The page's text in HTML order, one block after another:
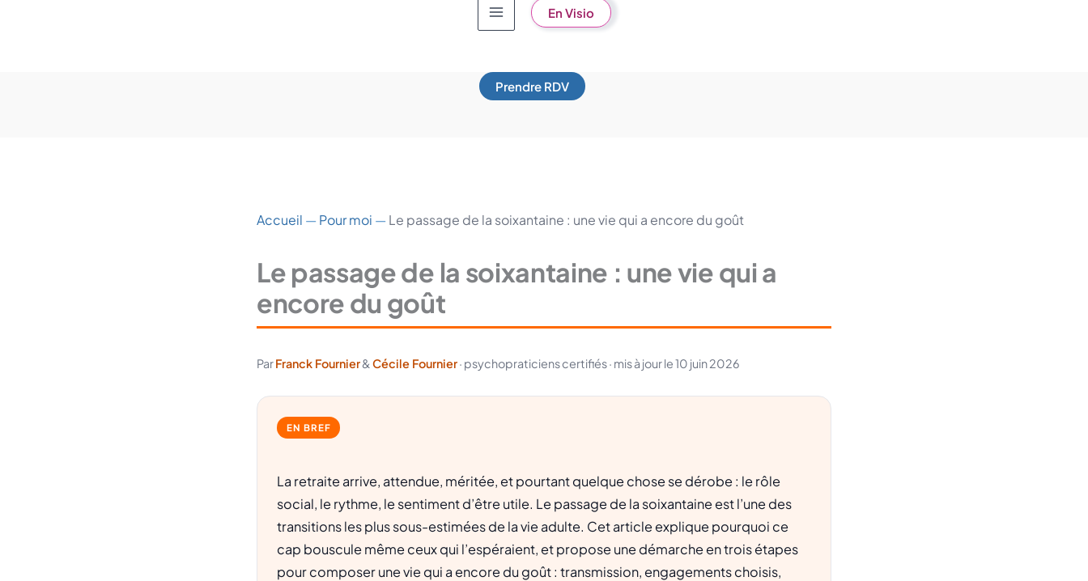
En Visio
Prendre RDV
Accueil —Pour moi —Le passage de la soixantaine : une vie qui a encore du goût
Le passage de la soixantaine : une vie qui a
encore du goût
ParFranck Fournier& Cécile Fournier· psychopraticiens certifiés · mis à jour le 10 juin 2026
EN BREF
La retraite arrive, attendue, méritée, et pourtant quelque chose se dérobe : le rôle
social, le rythme, le sentiment d’être utile. Le passage de la soixantaine est l’une des
transitions les plus sous-estimées de la vie adulte. Cet article explique pourquoi ce
cap bouscule même ceux qui l’espéraient, et propose une démarche en trois étapes
pour composer une vie qui a encore du goût : transmission, engagements choisis,